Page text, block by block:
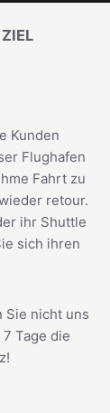
Kunden
Flughafen
Fahrt zu
retour.
ihr Shuttle
sich ihren
Sie nicht uns
Tage die